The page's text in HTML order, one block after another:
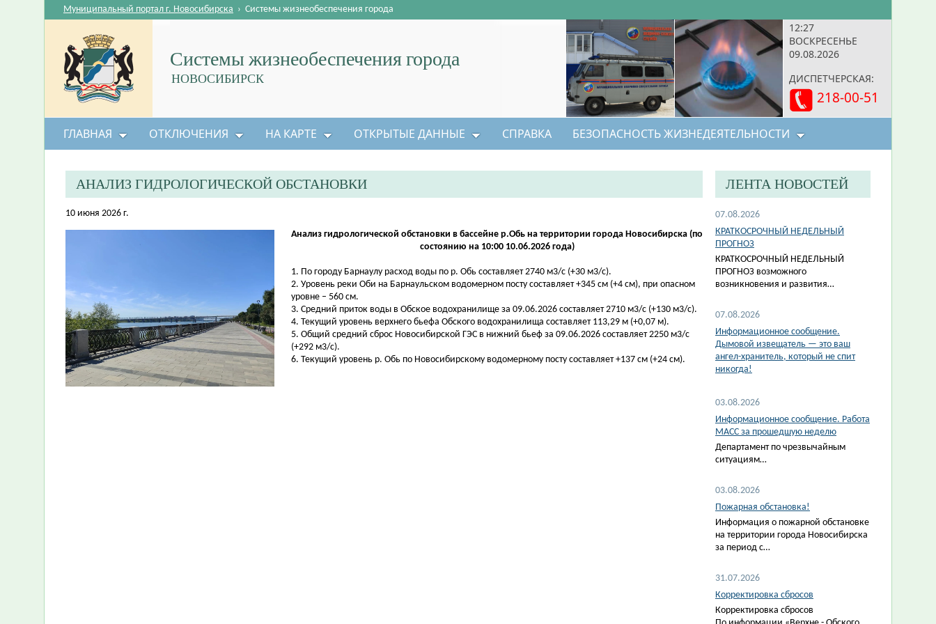
12:27
ВОСКРЕСЕНЬЕ
09.08.2026
ДИСПЕТЧЕРСКАЯ:
218-00-51
Системы жизнеобеспечения города
НОВОСИБИРСК
Муниципальный портал г. Новосибирска › Системы жизнеобеспечения города
ГЛАВНАЯ ОТКЛЮЧЕНИЯ НА КАРТЕ ОТКРЫТЫЕ ДАННЫЕ СПРАВКА БЕЗОПАСНОСТЬ ЖИЗНЕДЕЯТЕЛЬНОСТИ
АНАЛИЗ ГИДРОЛОГИЧЕСКОЙ ОБСТАНОВКИ
10 июня 2026 г.
Анализ гидрологической обстановки в бассейне р.Обь на территории города Новосибирска (по
состоянию на 10:00 10.06.2026 года)
1. По городу Барнаулу расход воды по р. Обь составляет 2740 м3/с (+30 м3/с).
2. Уровень реки Оби на Барнаульском водомерном посту составляет +345 см (+4 см), при опасном
уровне – 560 см.
3. Средний приток воды в Обское водохранилище за 09.06.2026 составляет 2710 м3/с (+130 м3/с).
4. Текущий уровень верхнего бьефа Обского водохранилища составляет 113,29 м (+0,07 м).
5. Общий средний сброс Новосибирской ГЭС в нижний бьеф за 09.06.2026 составляет 2250 м3/с
(+292 м3/с).
6. Текущий уровень р. Обь по Новосибирскому водомерному посту составляет +137 см (+24 см).
ЛЕНТА НОВОСТЕЙ
07.08.2026
КРАТКОСРОЧНЫЙ НЕДЕЛЬНЫЙ
ПРОГНОЗ
КРАТКОСРОЧНЫЙ НЕДЕЛЬНЫЙ
ПРОГНОЗ возможного
возникновения и развития…
07.08.2026
Информационное сообщение.
Дымовой извещатель — это ваш
ангел-хранитель, который не спит
никогда!
03.08.2026
Информационное сообщение. Работа
МАСС за прошедшую неделю
Департамент по чрезвычайным
ситуациям…
03.08.2026
Пожарная обстановка!
Информация о пожарной обстановке
на территории города Новосибирска
за период с…
31.07.2026
Корректировка сбросов
Корректировка сбросов